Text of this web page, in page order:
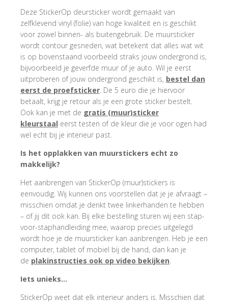
Deze StickerOp deursticker wordt gemaakt van
zelfklevend vinyl (folie) van hoge kwaliteit en is geschikt
voor zowel binnen- als buitengebruik. De muursticker
wordt contour gesneden, wat betekent dat alles wat wit
is op bovenstaand voorbeeld straks jouw ondergrond is,
bijvoorbeeld je geverfde muur of je auto. Wil je eerst
uitproberen of jouw ondergrond geschikt is, bestel dan
eerst de proefsticker. De 5 euro die je hiervoor
betaalt, krijg je retour als je een grote sticker bestelt.
Ook kan je met de gratis (muur)sticker
kleurstaal eerst testen of de kleur die je voor ogen had
wel echt bij je interieur past.
Is het opplakken van muurstickers echt zo
makkelijk?
Het aanbrengen van StickerOp (muur)stickers is
eenvoudig. Wij kunnen ons voorstellen dat je je afvraagt –
misschien omdat je denkt twee linkerhanden te hebben
– of jij dit ook kan. Bij elke bestelling sturen wij een stap-
voor-staphandleiding mee, waarop precies uitgelegd
wordt hoe je de muursticker kan aanbrengen. Heb je een
computer, tablet of mobiel bij de hand, dan kan je
de plakinstructies ook op video bekijken.
Iets unieks…
StickerOp weet dat elk interieur anders is. Misschien dat